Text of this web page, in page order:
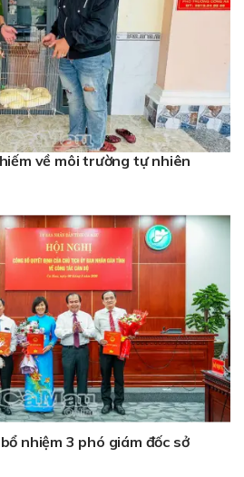
về môi trường tự nhiên
nhiệm 3 phó giám đốc sở